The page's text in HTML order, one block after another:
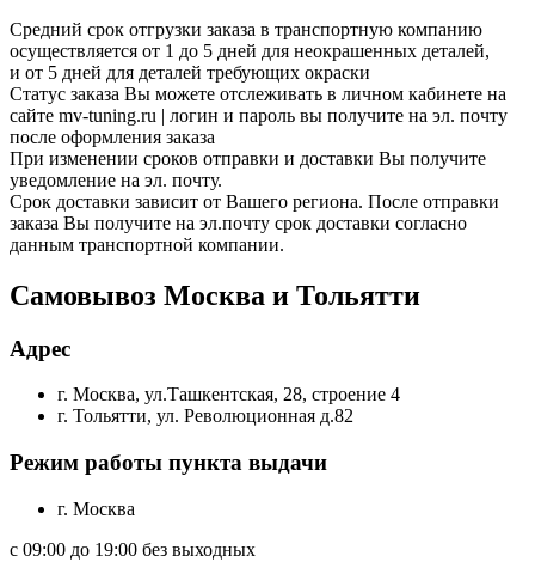
Средний срок отгрузки заказа в транспортную компанию
осуществляется от 1 до 5 дней для неокрашенных деталей,
и от 5 дней для деталей требующих окраски
Статус заказа Вы можете отслеживать в личном кабинете на
сайте mv-tuning.ru | логин и пароль вы получите на эл. почту
после оформления заказа
При изменении сроков отправки и доставки Вы получите
уведомление на эл. почту.
Срок доставки зависит от Вашего региона. После отправки
заказа Вы получите на эл.почту срок доставки согласно
данным транспортной компании.
Самовывоз Москва и Тольятти
Адрес
г. Москва, ул.Ташкентская, 28, строение 4
г. Тольятти, ул. Революционная д.82
Режим работы пункта выдачи
г. Москва
с 09:00 до 19:00 без выходных